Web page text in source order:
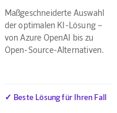
Maßgeschneiderte Auswahl
der optimalen KI-Lösung –
von Azure OpenAI bis zu
Open-Source-Alternativen.
✓ Beste Lösung für Ihren Fall